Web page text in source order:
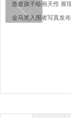
激发孩子绘画天性 展
金马奖入围者写真发